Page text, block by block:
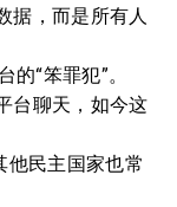
据，而是所有人
“笨罪犯”。
台聊天，如今这
他民主国家也常